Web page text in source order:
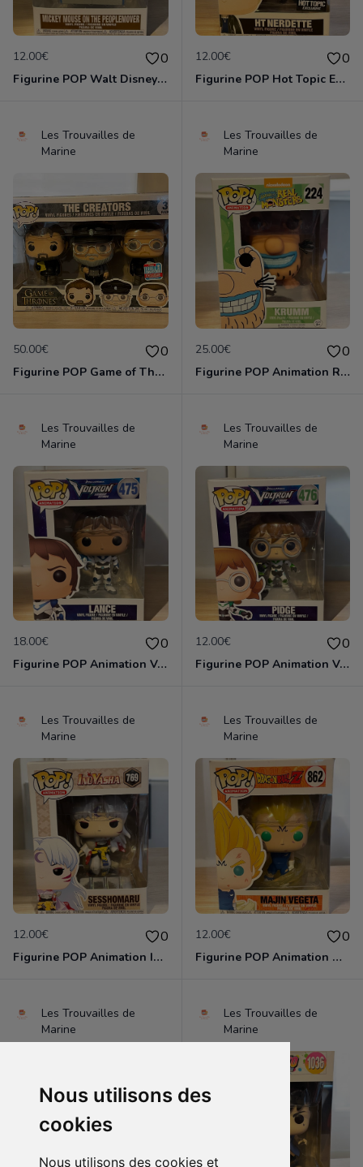
Nous utilisons des
cookies
Nous utilisons des cookies et
12.00€ 0
Figurine POP Walt Disney World 1163 Mickey Mouse on the people mover neuve non deboxee
12.00€ 0
Figurine POP Hot Topic Exclusive SE Ht Nerdette neuve non deboxee
Les Trouvailles de
Marine
50.00€ 0
Figurine POP Game of Thrones The Creators 3 pack The Fall Convention Exclusive neuve non deboxee
Les Trouvailles de
Marine
25.00€ 0
Figurine POP Animation Real Monsters de Nickelodeon - 224 Krumm neuve non deboxee
Les Trouvailles de
Marine
18.00€ 0
Figurine POP Animation Voltron 475 Lance neuve non deboxee
Les Trouvailles de
Marine
12.00€ 0
Figurine POP Animation Voltron 476 Pidge neuve non deboxee
Les Trouvailles de
Marine
12.00€ 0
Figurine POP Animation Inuyasha 769 Sesshomaru neuve non deboxee
Les Trouvailles de
Marine
12.00€ 0
Figurine POP Animation Dragon Ball Z 862 Majin Vegeta neuve non deboxee
Les Trouvailles de
Marine
Les Trouvailles de
Marine